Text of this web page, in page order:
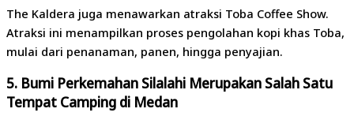
The Kaldera juga menawarkan atraksi Toba Coffee Show.
Atraksi ini menampilkan proses pengolahan kopi khas Toba,
mulai dari penanaman, panen, hingga penyajian.
5. Bumi Perkemahan Silalahi Merupakan Salah Satu
Tempat Camping di Medan